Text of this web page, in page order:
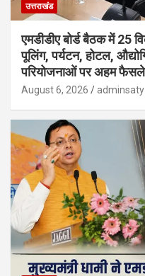
उत्तराखंड
एमडीडीए बोर्ड बैठक में 25
पूलिंग, पर्यटन, होटल,
परियोजनाओं पर अहम फैसले
August 6, 2026